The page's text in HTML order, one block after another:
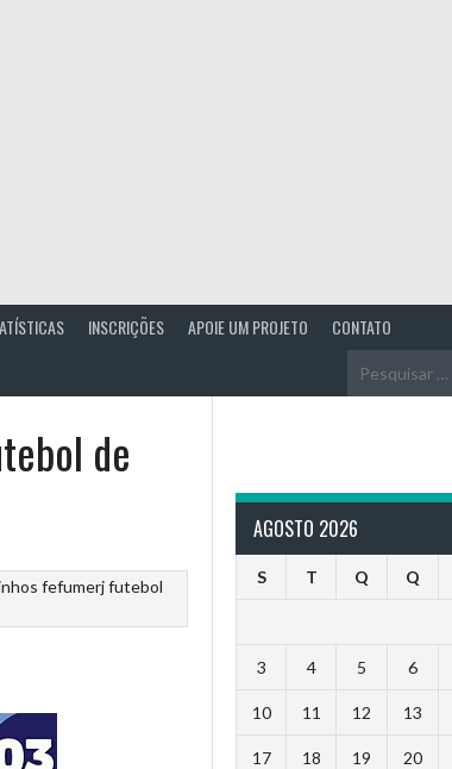
INSCRIÇÕES APOIE UM PROJETO CONTATO
de
fefumerjfutebol
AGOSTO 2026
S T Q Q
3 4 5 6
10 11 12 13
17 18 19 20